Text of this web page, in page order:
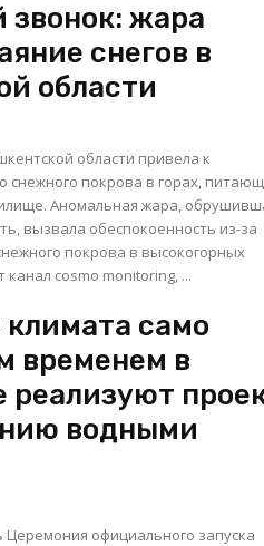
жара
снегов в
области
области привела к
снежного покрова в горах,
вызвала обеспокоенность из-за
покрова в высокогорных
cosmo monitoring, ...
само
временем в
реализуют
водными
Церемония официального запуска